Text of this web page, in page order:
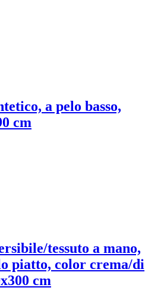
a pelo basso,
cm
tessuto a mano,
piatto, color crema/di
cm